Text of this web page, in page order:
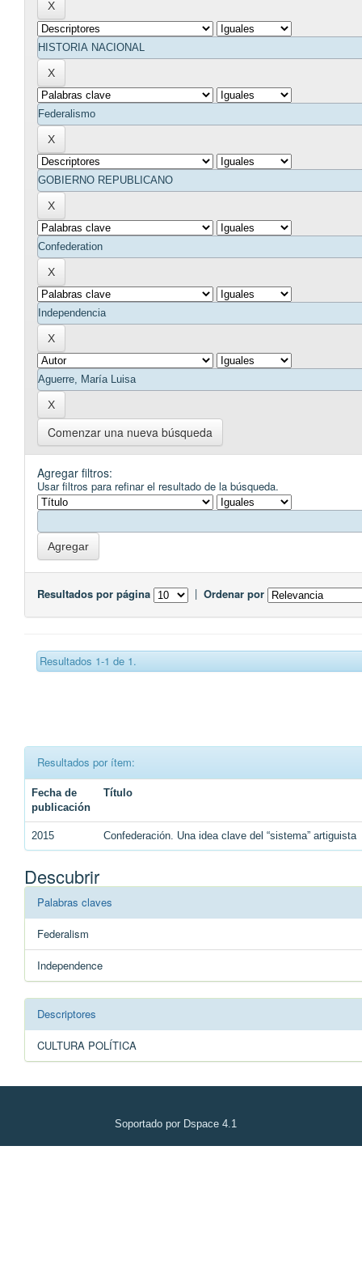
Comenzar una nueva búsqueda
Agregar filtros:
Usar filtros para refinar el resultado de la búsqueda.
Resultados por página | Ordenar por
Resultados 1-1 de 1.
Resultados por ítem:
Fecha de
publicación
Título
2015 Confederación. Una idea clave del “sistema” artiguista
Descubrir
Palabras claves
Federalism
Independence
Descriptores
CULTURA POLÍTICA
Soportado por Dspace 4.1